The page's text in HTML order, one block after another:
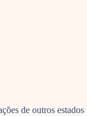
de outros estados